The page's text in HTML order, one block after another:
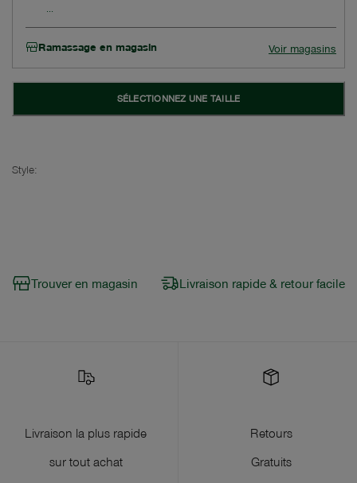
Ramassage en magasin Voir magasins
SÉLECTIONNEZ UNE TAILLE
Style:
Trouver en magasin Livraison rapide & retour facile
Livraison la plus rapide
sur tout achat
Retours
Gratuits